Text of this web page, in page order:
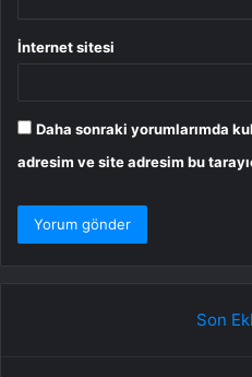
İnternet sitesi
Daha sonraki yorumlarımda
adresim ve site adresim bu
Son